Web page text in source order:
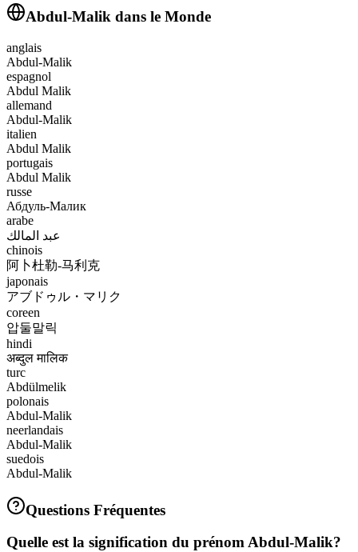
Abdul-Malik dans le Monde
anglais
Abdul-Malik
espagnol
Abdul Malik
allemand
Abdul-Malik
italien
Abdul Malik
portugais
Abdul Malik
russe
Абдуль-Малик
arabe
عبد المالك
chinois
阿卜杜勒-马利克
japonais
アブドゥル・マリク
coreen
압둘말릭
hindi
अब्दुल मालिक
turc
Abdülmelik
polonais
Abdul-Malik
neerlandais
Abdul-Malik
suedois
Abdul-Malik
Questions Fréquentes
Quelle est la signification du prénom Abdul-Malik?